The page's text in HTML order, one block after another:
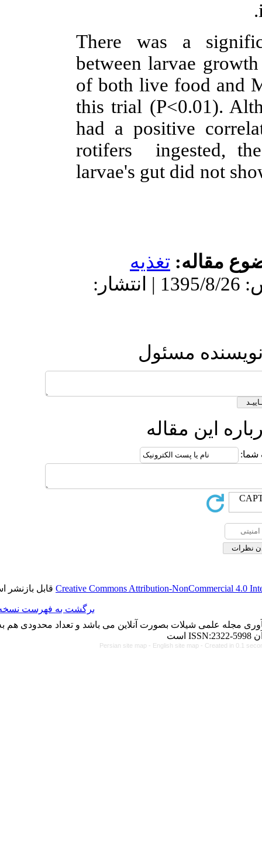
There
between
of both
this trial
had a
rotifers
larvae's
دریافت: 1395/8/26 | پذیرش: 1395/8/26 | انتشار:
Creative Commonsقابل بازنشر است.
برگشت به فهرست نسخه ها
آنلاین می باشد و تعداد محدودی هم به چاپ می رساند. شماره
Persian site map -